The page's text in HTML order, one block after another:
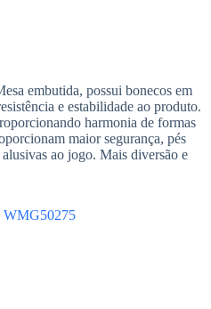
embutida, possui bonecos em
e estabilidade ao produto.
harmonia de formas
maior segurança, pés
ao jogo. Mais diversão e
WMG50275